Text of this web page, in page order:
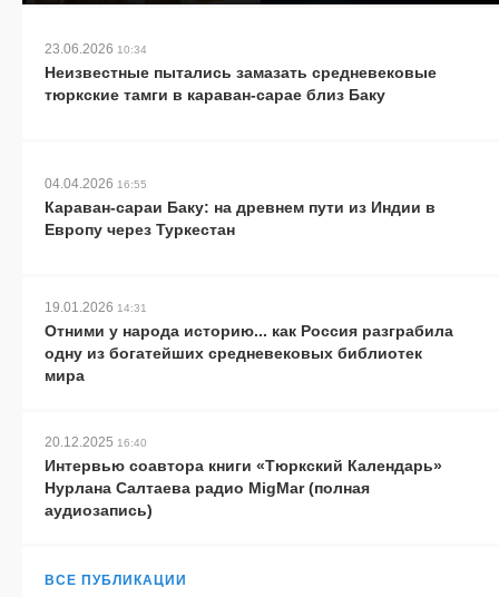
23.06.2026 10:34
Неизвестные пытались замазать средневековые
тюркские тамги в караван-сарае близ Баку
04.04.2026 16:55
Караван-сараи Баку: на древнем пути из Индии в
Европу через Туркестан
19.01.2026 14:31
Отними у народа историю... как Россия разграбила
одну из богатейших средневековых библиотек
мира
20.12.2025 16:40
Интервью соавтора книги «Тюркский Календарь»
Нурлана Салтаева радио MigMar (полная
аудиозапись)
ВСЕ ПУБЛИКАЦИИ